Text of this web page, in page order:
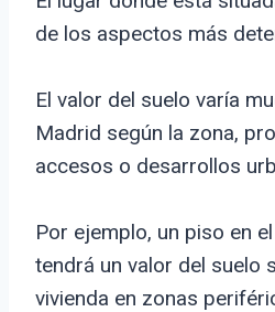
de los aspectos más
El valor del suelo varía
Madrid según la zona,
accesos o desarrollos
Por ejemplo, un piso en
tendrá un valor del suelo
vivienda en zonas